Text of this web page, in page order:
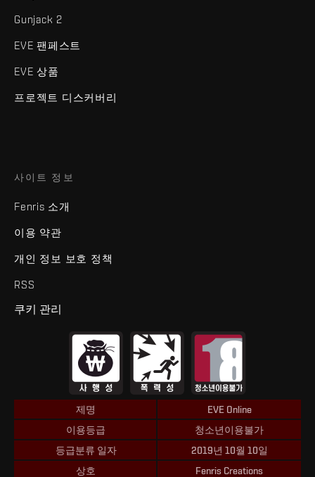
Gunjack 2
EVE 팬페스트
EVE 상품
프로젝트 디스커버리
사이트 정보
Fenris 소개
이용 약관
개인 정보 보호 정책
RSS
쿠키 관리
제명
EVE Online
이용등급
청소년이용불가
등급분류 일자
2019년 10월 10일
상호
Fenris Creations